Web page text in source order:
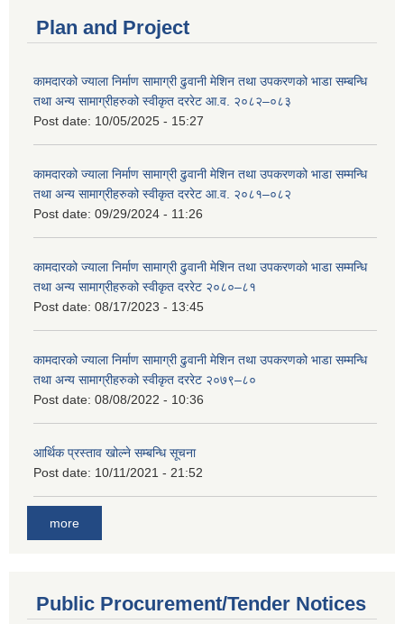
Plan and Project
कामदारको ज्याला निर्माण सामाग्री ढुवानी मेशिन तथा उपकरणको भाडा सम्बन्धि
तथा अन्य सामाग्रीहरुको स्वीकृत दररेट आ.व. २०८२–०८३
Post date: 10/05/2025 - 15:27
कामदारको ज्याला निर्माण सामाग्री ढुवानी मेशिन तथा उपकरणको भाडा सम्मन्धि
तथा अन्य सामाग्रीहरुको स्वीकृत दररेट आ.व. २०८१–०८२
Post date: 09/29/2024 - 11:26
कामदारको ज्याला निर्माण सामाग्री ढुवानी मेशिन तथा उपकरणको भाडा सम्मन्धि
तथा अन्य सामाग्रीहरुको स्वीकृत दररेट २०८०–८१
Post date: 08/17/2023 - 13:45
कामदारको ज्याला निर्माण सामाग्री ढुवानी मेशिन तथा उपकरणको भाडा सम्मन्धि
तथा अन्य सामाग्रीहरुको स्वीकृत दररेट २०७९–८०
Post date: 08/08/2022 - 10:36
आर्थिक प्रस्ताव खोल्ने सम्बन्धि सूचना
Post date: 10/11/2021 - 21:52
more
Public Procurement/Tender Notices